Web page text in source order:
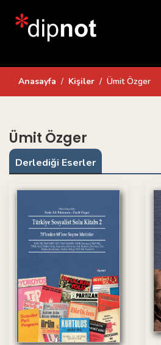
Anasayfa Kişiler Ümit Özger
Ümit Özger
Derlediği Eserler